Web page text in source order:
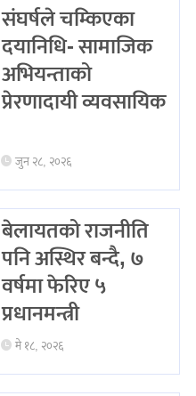
संघर्षले चम्किएका
दयानिधि- सामाजिक
अभियन्ताको
प्रेरणादायी व्यवसायिक
जुन २८, २०२६
बेलायतको राजनीति
पनि अस्थिर बन्दै, ७
वर्षमा फेरिए ५
प्रधानमन्त्री
मे १८, २०२६